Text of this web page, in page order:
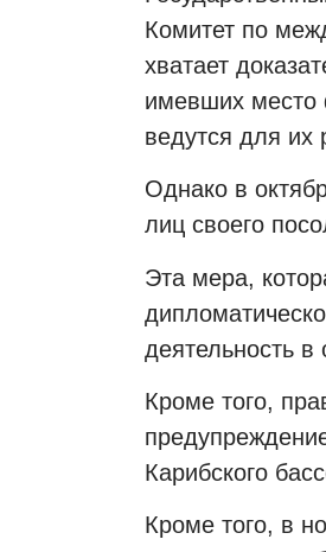
Комитет по
хватает
имевших место
ведутся для их
Однако в
лиц своего
Эта мера,
деятельность в
Кроме того,
Карибского
Кроме того, в